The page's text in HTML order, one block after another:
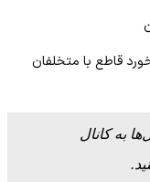
قاطع با متخلفان
به کانال